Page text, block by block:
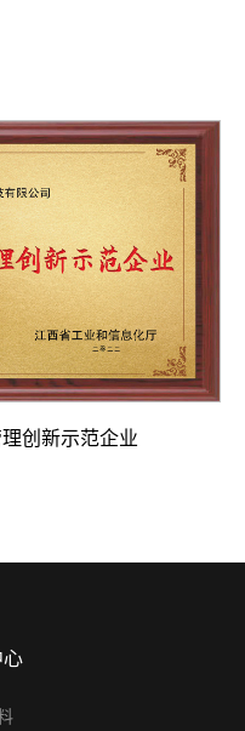
创新示范企业
心